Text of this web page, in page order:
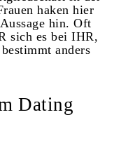
haken hier
hin. Oft
sich es bei IHR,
anders
Dating